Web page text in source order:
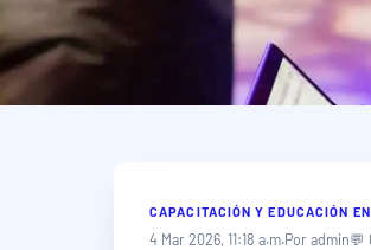
CAPACITACIÓN Y EDUCACIÓN
4 Mar 2026, 11:18 a.m.Por admin💬